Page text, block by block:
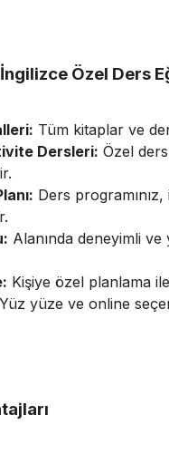
Özel Ders
Tüm kitaplar ve
Dersleri: Özel
Ders programınız,
Alanında deneyimli
Kişiye özel planlama
Yüz yüze ve online